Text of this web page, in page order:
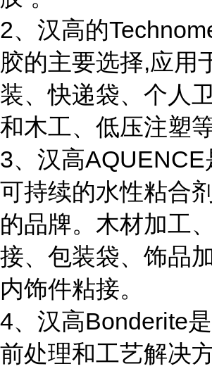
2、汉高的
胶的主要选择,应用
装、快递袋、个人
和木工、低压注塑等
3、汉高AQUENCE
可持续的水性粘合
的品牌。木材加工
接、包装袋、饰品
内饰件粘接。
4、汉高Bonderite
前处理和工艺解决